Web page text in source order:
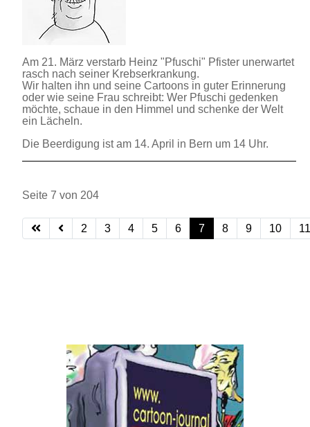
Am 21. März verstarb Heinz "Pfuschi" Pfister unerwartet
rasch nach seiner Krebserkrankung.
Wir halten ihn und seine Cartoons in guter Erinnerung
oder wie seine Frau schreibt: Wer Pfuschi gedenken
möchte, schaue in den Himmel und schenke der Welt
ein Lächeln.
Die Beerdigung ist am 14. April in Bern um 14 Uhr.
Seite 7 von 204
2 3 4 5 6 7 8 9 10 11